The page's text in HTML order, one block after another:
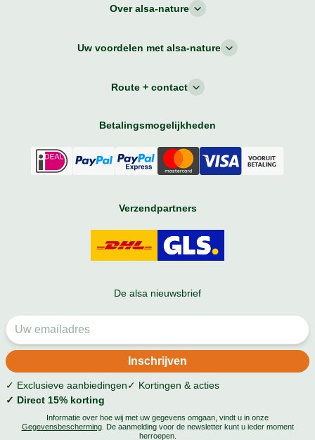
Over alsa-nature
Uw voordelen met alsa-nature
Route + contact
Betalingsmogelijkheden
Verzendpartners
De alsa nieuwsbrief
✓ Exclusieve aanbiedingen✓ Kortingen & acties
✓ Direct 15% korting
Informatie over hoe wij met uw gegevens omgaan, vindt u in onze
Gegevensbescherming. De aanmelding voor de newsletter kunt u ieder moment
herroepen.